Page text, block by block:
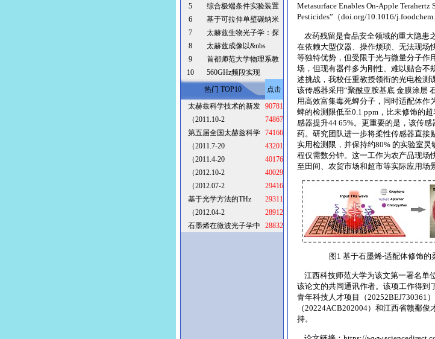
5
综合极端条件实验装置
6
基于可拉伸单壁碳纳米
7
太赫兹生物光子学：探
8
太赫兹成像以&nbs
9
首都师范大学物理系教
10
560GHz频段实现
热门 TOP10
点击
太赫兹科学技术的新发 90781
（2011.10-2
74867
第五届全国太赫兹科学 74166
（2011.7-20
43201
（2011.4-20
40176
（2012.10-2
40029
（2012.07-2
29416
基于光学方法的THz
29311
（2012.04-2
28912
石墨烯在微波光子学中
28832
Metasurface Enables On-Apple Terahertz
Pesticides”（doi.org/10.1016/
农药残留是食品安全领域的重大隐患
在依赖大型仪器、操作烦琐、无法现场
等独特优势，但受限于光与微量分子作
场，但现有器件多为刚性、难以贴合不
述挑战，我校任重教授领衔的光电检测
该传感器采用“聚酰亚胺基底 金膜涂层
用高效富集毒死蜱分子，同时适配体作
蜱的检测限低至0.1 ppm，比未修饰的
感器提升44 65%。更重要的是，该传
药。研究团队进一步将柔性传感器直接
实用检测限，并保持约80% 的实验室
程仅需数分钟。这一工作为农产品现场
至田间、农贸市场和超市等实际应用场景
图1 基于石墨烯-适配体修饰
江西科技师范大学为该文第一署名单
该论文的共同通讯作者。该项工作得到
青年科技人才项目（20252BEJ730361
（20224ACB202004）和江西省赣鄱
持。